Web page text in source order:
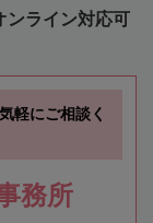
ンライン対応可
軽にご相談く
務所